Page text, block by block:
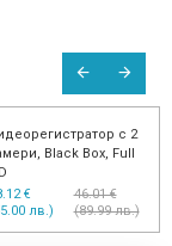
Видео
BlackBox 2.8"